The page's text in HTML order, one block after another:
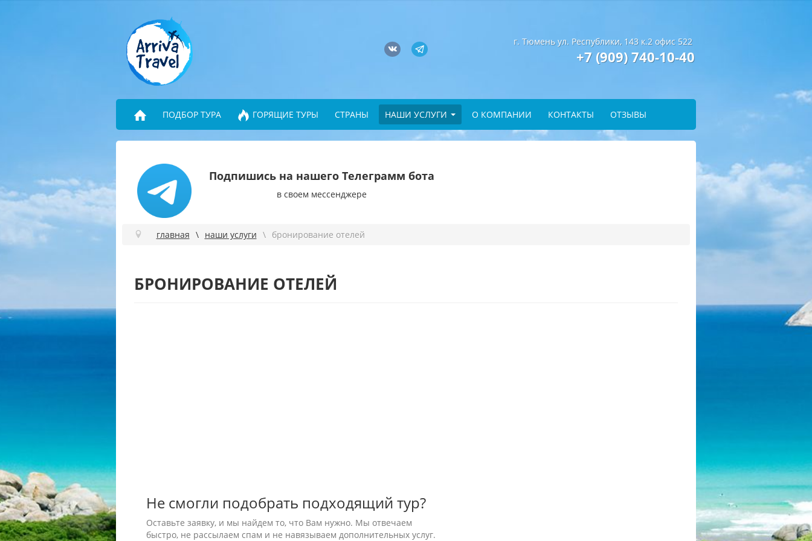
г. Тюмень ул. Республики, 143 к.2 офис 522
+7 (909) 740-10-40
ПОДБОР ТУРА ГОРЯЩИЕ ТУРЫ СТРАНЫ НАШИ УСЛУГИ О КОМПАНИИ КОНТАКТЫ ОТЗЫВЫ
Подпишись на нашего Телеграмм бота
в своем мессенджере
главная наши услуги бронирование отелей
БРОНИРОВАНИЕ ОТЕЛЕЙ
Не смогли подобрать подходящий тур?
Оставьте заявку, и мы найдем то, что Вам нужно. Мы отвечаем
быстро, не рассылаем спам и не навязываем дополнительных услуг.